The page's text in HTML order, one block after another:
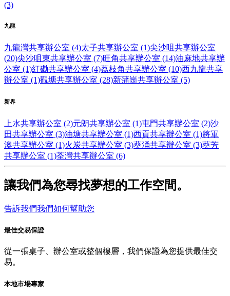
(3)
九龍
九龍灣共享辦公室 (4)太子共享辦公室 (1)尖沙咀共享辦公室
(20)尖沙咀東共享辦公室 (7)旺角共享辦公室 (14)油麻地共享辦
公室 (1)紅磡共享辦公室 (4)荔枝角共享辦公室 (10)西九龍共享
辦公室 (1)觀塘共享辦公室 (28)新蒲崗共享辦公室 (5)
新界
上水共享辦公室 (2)元朗共享辦公室 (1)屯門共享辦公室 (2)沙
田共享辦公室 (3)油塘共享辦公室 (1)西貢共享辦公室 (1)將軍
澳共享辦公室 (1)火炭共享辦公室 (3)葵涌共享辦公室 (3)葵芳
共享辦公室 (1)荃灣共享辦公室 (6)
讓我們為您尋找夢想的工作空間。
告訴我們我們如何幫助您
最佳交易保證
從一張桌子、辦公室或整個樓層，我們保證為您提供最佳交
易。
本地市場專家